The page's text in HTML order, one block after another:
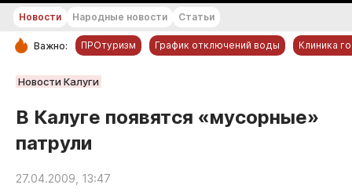
РУБРИКИ
Новости компаний
Статьи
Народные новости
Новости Народные новости Статьи
Важно: ПРОтуризм График отключений воды Клиника
Новости Калуги
В Калуге появятся «мусорные»
патрули
27.04.2009, 13:47